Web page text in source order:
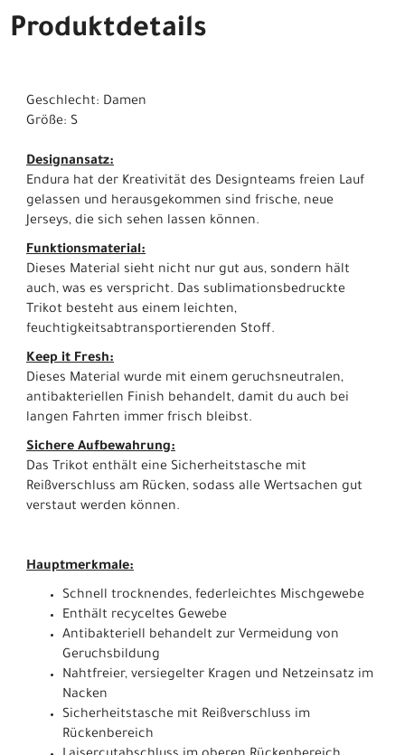
Produktdetails
Geschlecht: Damen
Größe: S
Designansatz:
Endura hat der Kreativität des Designteams freien Lauf
gelassen und herausgekommen sind frische, neue
Jerseys, die sich sehen lassen können.
Funktionsmaterial:
Dieses Material sieht nicht nur gut aus, sondern hält
auch, was es verspricht. Das sublimationsbedruckte
Trikot besteht aus einem leichten,
feuchtigkeitsabtransportierenden Stoff.
Keep it Fresh:
Dieses Material wurde mit einem geruchsneutralen,
antibakteriellen Finish behandelt, damit du auch bei
langen Fahrten immer frisch bleibst.
Sichere Aufbewahrung:
Das Trikot enthält eine Sicherheitstasche mit
Reißverschluss am Rücken, sodass alle Wertsachen gut
verstaut werden können.
Hauptmerkmale:
Schnell trocknendes, federleichtes Mischgewebe
Enthält recyceltes Gewebe
Antibakteriell behandelt zur Vermeidung von
Geruchsbildung
Nahtfreier, versiegelter Kragen und Netzeinsatz im
Nacken
Sicherheitstasche mit Reißverschluss im
Rückenbereich